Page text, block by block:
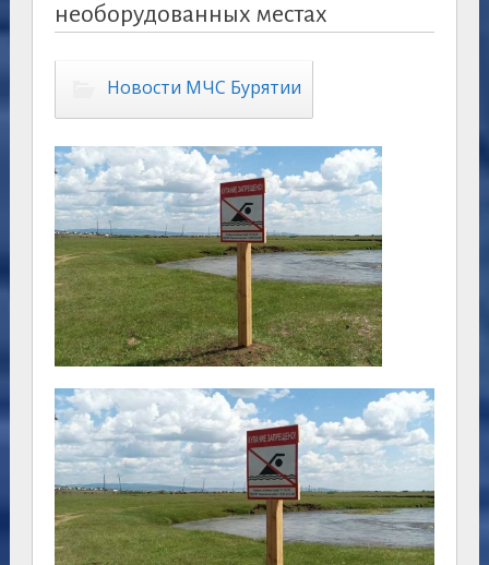
необорудованных местах
Новости МЧС Бурятии